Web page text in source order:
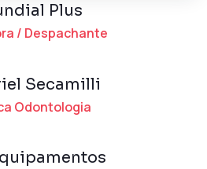
Plus
/ Despachante
Secamilli
Odontologia